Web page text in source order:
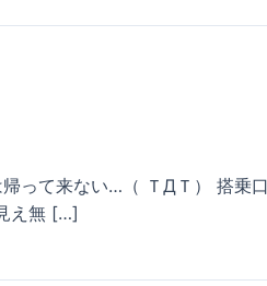
って来ない…（ ＴДＴ） 搭
え無 […]